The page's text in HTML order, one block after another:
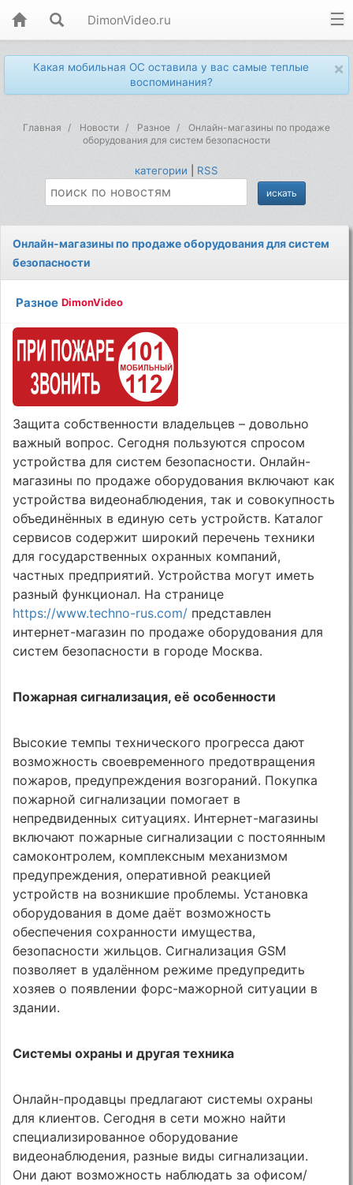
DimonVideo.ru
×
Какая мобильная ОС оставила у вас самые теплые
воспоминания?
Главная Новости Разное
Онлайн-магазины по продаже
оборудования для систем безопасности
категории RSS
Онлайн-магазины по продаже оборудования для систем
безопасности
Разное DimonVideo
Защита собственности владельцев – довольно
важный вопрос. Сегодня пользуются спросом
устройства для систем безопасности. Онлайн-
магазины по продаже оборудования включают как
устройства видеонаблюдения, так и совокупность
объединённых в единую сеть устройств. Каталог
сервисов содержит широкий перечень техники
для государственных охранных компаний,
частных предприятий. Устройства могут иметь
разный функционал. На странице
https://www.techno-rus.com/ представлен
интернет-магазин по продаже оборудования для
систем безопасности в городе Москва.
Пожарная сигнализация, её особенности
Высокие темпы технического прогресса дают
возможность своевременного предотвращения
пожаров, предупреждения возгораний. Покупка
пожарной сигнализации помогает в
непредвиденных ситуациях. Интернет-магазины
включают пожарные сигнализации с постоянным
самоконтролем, комплексным механизмом
предупреждения, оперативной реакцией
устройств на возникшие проблемы. Установка
оборудования в доме даёт возможность
обеспечения сохранности имущества,
безопасности жильцов. Сигнализация GSM
позволяет в удалённом режиме предупредить
хозяев о появлении форс-мажорной ситуации в
здании.
Системы охраны и другая техника
Онлайн-продавцы предлагают системы охраны
для клиентов. Сегодня в сети можно найти
специализированное оборудование
видеонаблюдения, разные виды сигнализации.
Они дают возможность наблюдать за офисом/